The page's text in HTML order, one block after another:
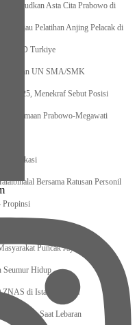
Wujudkan Asta Cita Prabowo di
Tinjau Pelatihan Anjing Pelacak di
– AFAD Turkiye
UN SMA/SMK
2025, Menekraf Sebut Posisi
Prabowo-Megawati
Bekasi
Bersama Ratusan Personil
Propinsi
Keharmonisasian
Puncak Jaya
Seumur Hidup
di Istana Negara
Bencana Saat Lebaran